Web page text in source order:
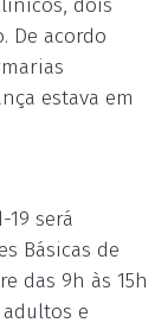
dois
De acordo
estava em
será
Básicas de
das 9h às 15h
e